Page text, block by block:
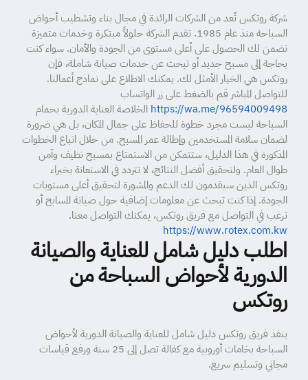
شركة روتكس تُعد من الشركات الرائدة في مجال بناء وتشطيب أحواض
السباحة منذ عام 1985. تقدم الشركة حلولاً مبتكرة وخدمات متميزة
تضمن لك الحصول على أعلى مستوى من الجودة والأمان. سواء كنت
بحاجة إلى مسبح جديد أو تبحث عن خدمات صيانة شاملة، فإن
روتكس هي الخيار الأمثل لك. يمكنك الاطلاع على نماذج أعمالنا.
للتواصل المباشر قم بالضغط على زر الواتساب
https://wa.me/96594009498 الخلاصة العناية الدورية بحمام
السباحة ليست مجرد خطوة للحفاظ على جمال المكان، بل هي ضرورة
لضمان سلامة المستخدمين وإطالة عمر المسبح. من خلال اتباع الخطوات
المذكورة في هذا الدليل، ستتمكن من الاستمتاع بمسبح نظيف وآمن
طوال العام. ولتحقيق أفضل النتائج، لا تتردد في الاستعانة بخبراء
روتكس الذين سيقدمون لك الدعم والمشورة لتحقيق أعلى مستويات
الجودة. إذا كنت تبحث عن معلومات إضافية حول صيانة المسابح أو
ترغب في التواصل مع فريق روتكس، يمكنك التواصل معنا.
https://www.rotex.com.kw
اطلب دليل شامل للعناية والصيانة
الدورية لأحواض السباحة من
روتكس
ينفذ فريق روتكس دليل شامل للعناية والصيانة الدورية لأحواض
السباحة بخامات أوروبية مع كفالة تصل إلى 25 سنة ورفع قياسات
مجاني وتسليم سريع.